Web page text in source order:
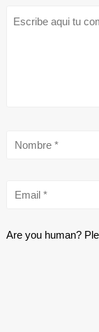
Are you human?